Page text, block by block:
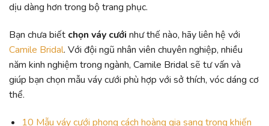
dịu dàng hơn trong bộ trang phục.
Bạn chưa biết chọn váy cưới như thế nào, hãy liên hệ với
Camile Bridal. Với đội ngũ nhân viên chuyên nghiệp, nhiều
năm kinh nghiệm trong ngành, Camile Bridal sẽ tư vấn và
giúp bạn chọn mẫu váy cưới phù hợp với sở thích, vóc dáng cơ
thể.
10 Mẫu váy cưới phong cách hoàng gia sang trọng khiến